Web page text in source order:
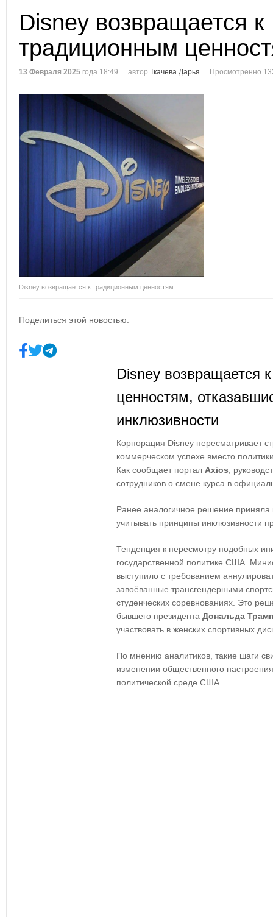
Disney возвращается к
традиционным
13 Февраля 2025 года 18:49 автор Ткачева Дарья Просмотренно
Disney возвращается к традиционным ценностям
Поделиться этой новостью:
Disney возвращается
ценностям,
инклюзивности
Корпорация Disney пересматривает
коммерческом успехе вместо
Как сообщает портал Axios ,
сотрудников о смене курса в
Ранее аналогичное решение
учитывать принципы инклюзивности
Тенденция к пересмотру подобных
государственной политике США.
выступило с требованием
завоёванные трансгендерными
студенческих соревнованиях. Это
бывшего президента Дональда
участвовать в женских спортивных
По мнению аналитиков, такие шаги
изменении общественного
политической среде США.